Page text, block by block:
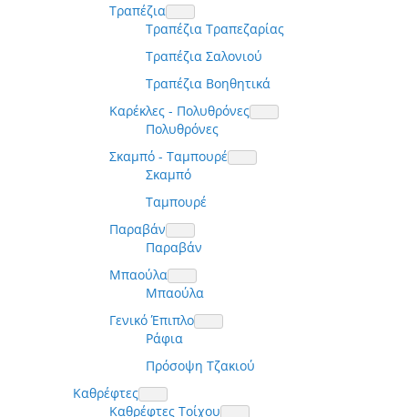
Τραπέζια
Τραπέζια Τραπεζαρίας
Τραπέζια Σαλονιού
Τραπέζια Βοηθητικά
Καρέκλες - Πολυθρόνες
Πολυθρόνες
Σκαμπό - Ταμπουρέ
Σκαμπό
Ταμπουρέ
Παραβάν
Παραβάν
Μπαούλα
Μπαούλα
Γενικό Έπιπλο
Ράφια
Πρόσοψη Τζακιού
Καθρέφτες
Καθρέφτες Τοίχου